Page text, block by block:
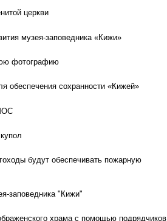
церкви
музея-заповедника «Кижи»
фотографию
обеспечения сохранности «Кижей»
будут обеспечивать пожарную
заповедника "Кижи"
храма с помощью подрядчиков